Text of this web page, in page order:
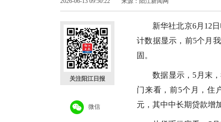
关注阳江日报
微信
新华社北京6月12
计数据显示，前5个月
固。
数据显示，5月末
门来看，前5个月，住
元，其中中长期贷款增